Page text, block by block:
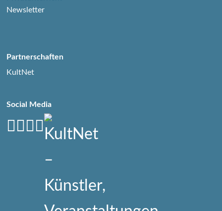
Newsletter
Partnerschaften
KultNet
Social Media